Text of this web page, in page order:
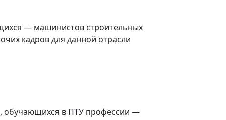
— машинистов строительных
кадров для данной отрасли
обучающихся в ПТУ профессии —